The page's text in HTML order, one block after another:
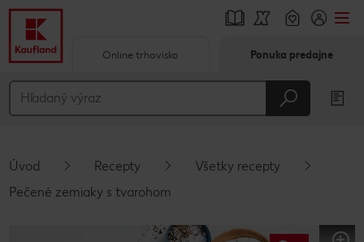
Hlavný obsah
Vyskakovací bočný panel
Online trhovisko Ponuka predajne
Úvod Recepty
Všetky recepty
Pečené zemiaky s tvarohom